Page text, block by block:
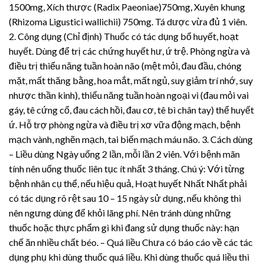
1500mg, Xích thược (Radix Paeoniae)750mg, Xuyên khung
(Rhizoma Ligustici wallichii) 750mg. Tá dược vừa đủ 1 viên.
2. Công dụng (Chỉ định) Thuốc có tác dụng bổ huyết, hoạt
huyết. Dùng để trị các chứng huyết hư, ứ trệ. Phòng ngừa và
điều trị thiểu năng tuần hoàn não (mệt mỏi, đau đầu, chóng
mặt, mất thăng bằng, hoa mắt, mất ngủ, suy giảm trí nhớ, suy
nhược thần kinh), thiểu năng tuần hoàn ngoại vi (đau mỏi vai
gáy, tê cứng cổ, đau cách hồi, đau cơ, tê bì chân tay) thể huyết
ứ. Hỗ trợ phòng ngừa và điều trị xơ vữa động mạch, bệnh
mạch vành, nghẽn mạch, tai biến mạch máu não. 3. Cách dùng
– Liều dùng Ngày uống 2 lần, mỗi lần 2 viên. Với bệnh mãn
tính nên uống thuốc liên tục ít nhất 3 tháng. Chú ý: Với từng
bệnh nhân cụ thể, nếu hiệu quả, Hoạt huyết Nhất Nhất phải
có tác dụng rõ rệt sau 10 – 15 ngày sử dụng, nếu không thì
nên ngưng dùng để khỏi lãng phí. Nên tránh dùng những
thuốc hoặc thực phẩm gì khi đang sử dụng thuốc này: hạn
chế ăn nhiều chất béo. – Quá liều Chưa có báo cáo về các tác
dụng phụ khi dùng thuốc quá liều. Khi dùng thuốc quá liều thì